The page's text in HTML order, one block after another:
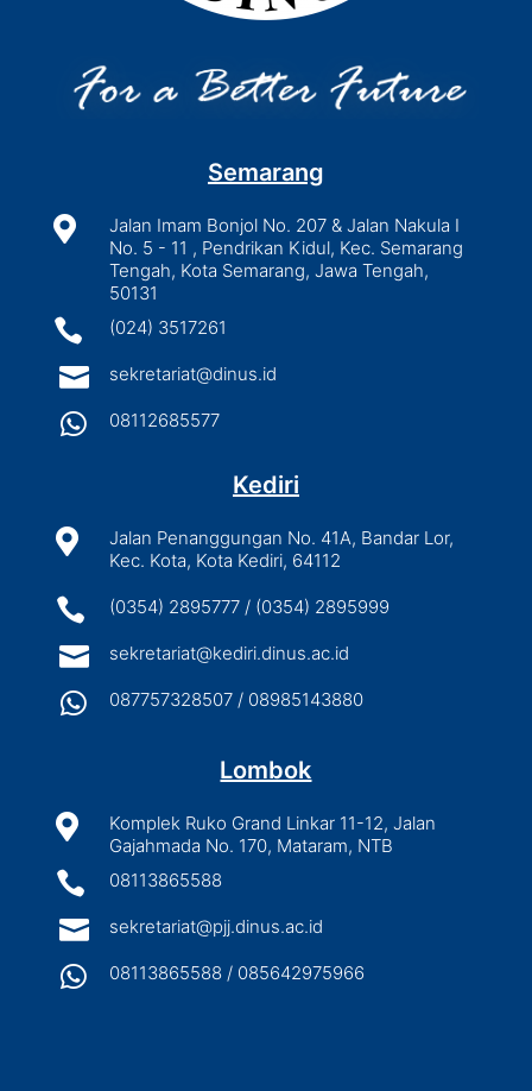
Semarang

Jalan Imam Bonjol No. 207 & Jalan Nakula I
No. 5 - 11 , Pendrikan Kidul, Kec. Semarang
Tengah, Kota Semarang, Jawa Tengah,
50131
 (024) 3517261
 sekretariat@dinus.id
 08112685577
Kediri

Jalan Penanggungan No. 41A, Bandar Lor,
Kec. Kota, Kota Kediri, 64112
 (0354) 2895777 / (0354) 2895999
 sekretariat@kediri.dinus.ac.id
 087757328507 / 08985143880
Lombok

Komplek Ruko Grand Linkar 11-12, Jalan
Gajahmada No. 170, Mataram, NTB
 08113865588
 sekretariat@pjj.dinus.ac.id
 08113865588 / 085642975966